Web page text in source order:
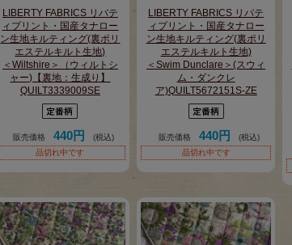
LIBERTY FABRICS リバテ
ィプリント・国産タナロー
ン生地キルティング(裏ポリ
エステルキルト生地)
＜Wiltshire＞（ウィルトシ
ャー)【裏地：生成り】
QUILT3339009SE
販売価格 440円
(税込)
品切れ中です
LIBERTY FABRICS リバテ
ィプリント・国産タナロー
ン生地キルティング(裏ポリ
エステルキルト生地)
＜Swim Dunclare＞(スウィ
ム・ダンクレ
ア)QUILT5672151S-ZE
販売価格 440円
(税込)
品切れ中です